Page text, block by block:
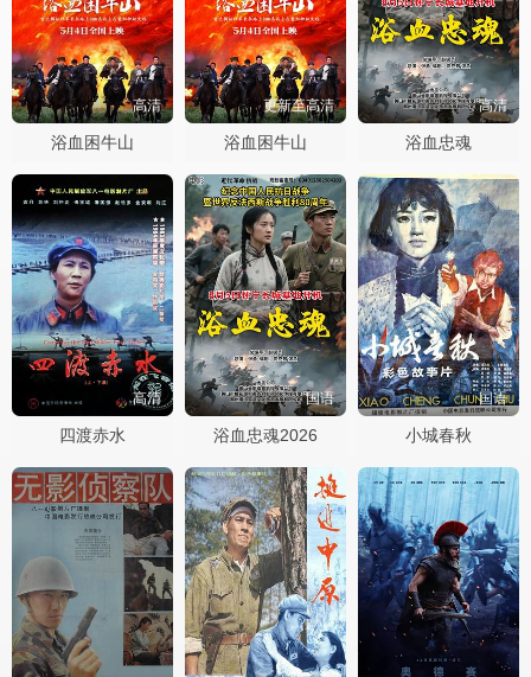
高清
浴血困牛山
更新至高清
浴血困牛山
高清
浴血忠魂
高清
四渡赤水
国语
浴血忠魂2026
国语
小城春秋